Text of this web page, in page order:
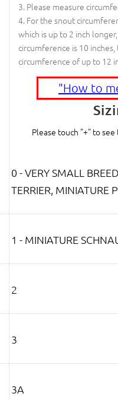
Please measure
For the snout
which is up to 2 inch
circumference is 10
circumference of up to 12
"How to
Please touch "+" to
0 - VERY SMALL
TERRIER, MINIATURE
1 - MINIATURE
2
3
3A